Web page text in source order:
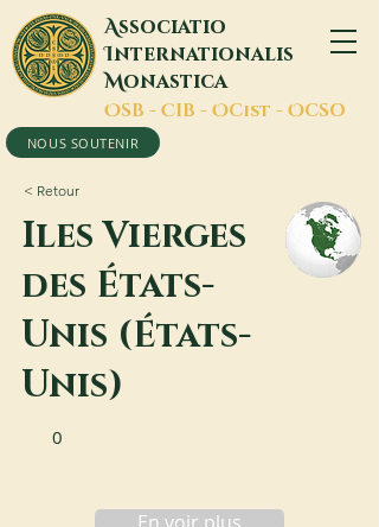
Associatio
Internationalis
Monastica
OSB - CIB - OCist - OCSO
NOUS SOUTENIR
< Retour
Iles Vierges
des États-
Unis (États-
Unis)
0